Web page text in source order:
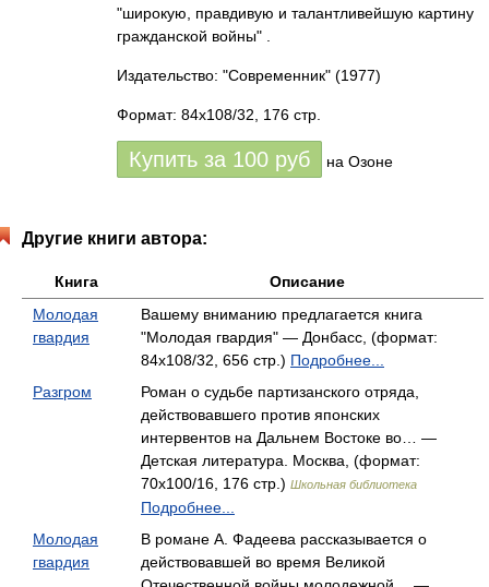
"широкую, правдивую и талантливейшую картину
гражданской войны" .
Издательство: "Современник" (1977)
Формат: 84x108/32, 176 стр.
Купить за 100 руб на Озоне
Другие книги автора:
Книга
Описание
Молодая
гвардия
Вашему вниманию предлагается книга
"Молодая гвардия" — Донбасс, (формат:
84x108/32, 656 стр.) Подробнее...
Разгром
Роман о судьбе партизанского отряда,
действовавшего против японских
интервентов на Дальнем Востоке во… —
Детская литература. Москва, (формат:
70x100/16, 176 стр.) Школьная библиотека
Подробнее...
Молодая
гвардия
В романе А. Фадеева рассказывается о
действовавшей во время Великой